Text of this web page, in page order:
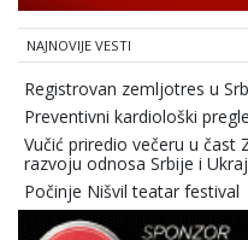
NAJNOVIJE VESTI
Registrovan zemljotres u
Preventivni kardiološki
Vučić priredio večeru u čast
razvoju odnosa Srbije i
Počinje Nišvil teatar festival